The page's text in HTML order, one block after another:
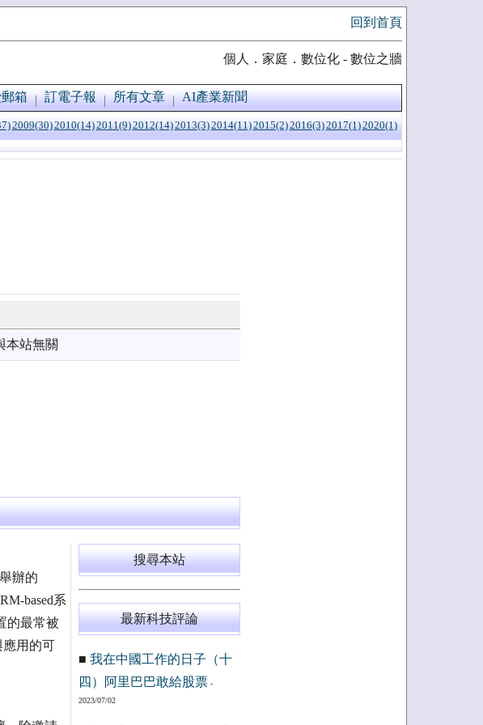
回到首頁
個人．家庭．數位化 - 數位之牆
箱 訂電子報 所有文章 AI產業新聞
2009(30)2010(14)2011(9)2012(14)2013(3)2014(11)2015(2)2016(3)2017(1)2020(1)
本站無關
辦的
based系
的最常被
用的可
搜尋本站
最新科技評論
■ 我在中國工作的日子（十
四）阿里巴巴敢給股票-
2023/07/02